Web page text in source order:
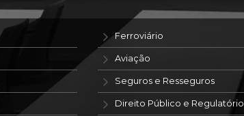
Ferroviário
Aviação
Seguros e Resseguros
Direito Público e Regulatório